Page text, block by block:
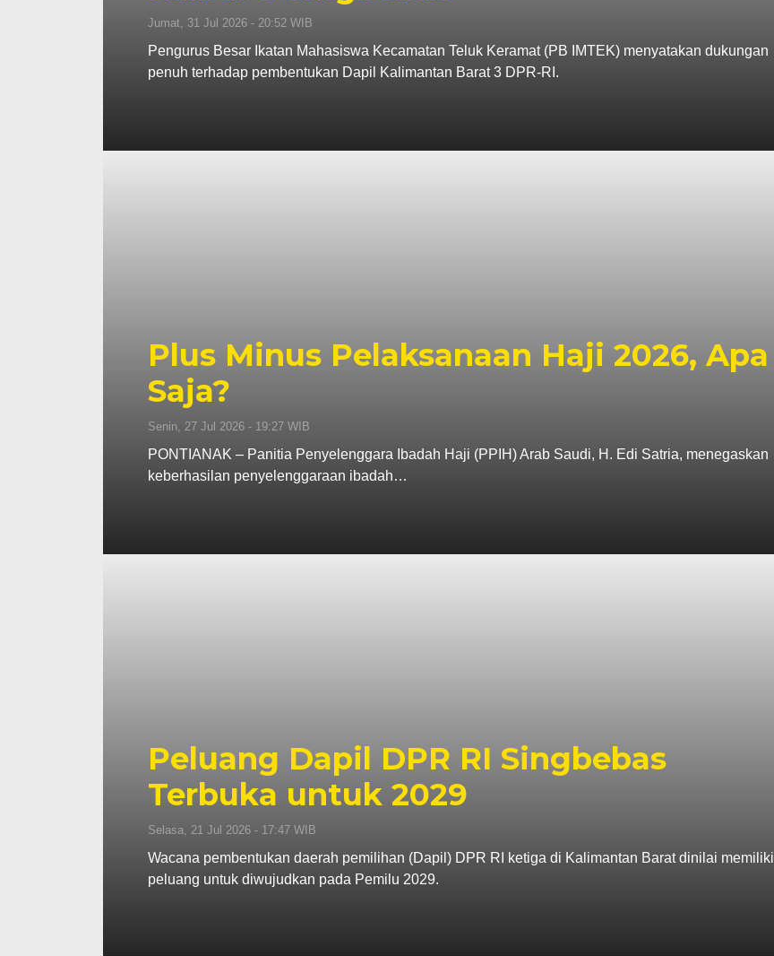
Jumat, 31 Jul 2026 - 20:52 WIB
Pengurus Besar Ikatan Mahasiswa Kecamatan Teluk Keramat (PB IMTEK) menyatakan dukungan
penuh terhadap pembentukan Dapil Kalimantan Barat 3 DPR-RI.
Plus Minus Pelaksanaan Haji 2026, Apa
Saja?
Senin, 27 Jul 2026 - 19:27 WIB
PONTIANAK – Panitia Penyelenggara Ibadah Haji (PPIH) Arab Saudi, H. Edi Satria, menegaskan
keberhasilan penyelenggaraan ibadah…
Peluang Dapil DPR RI Singbebas
Terbuka untuk 2029
Selasa, 21 Jul 2026 - 17:47 WIB
Wacana pembentukan daerah pemilihan (Dapil) DPR RI ketiga di Kalimantan Barat dinilai memiliki
peluang untuk diwujudkan pada Pemilu 2029.